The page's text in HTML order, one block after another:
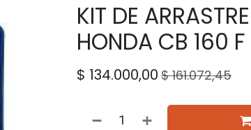
KIT DE
HONDA CB 160
$ 134.000,00 $161.072,45